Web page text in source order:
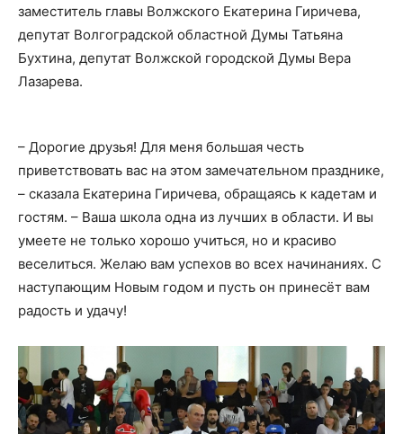
заместитель главы Волжского Екатерина Гиричева,
депутат Волгоградской областной Думы Татьяна
Бухтина, депутат Волжской городской Думы Вера
Лазарева.
– Дорогие друзья! Для меня большая честь
приветствовать вас на этом замечательном празднике,
– сказала Екатерина Гиричева, обращаясь к кадетам и
гостям. – Ваша школа одна из лучших в области. И вы
умеете не только хорошо учиться, но и красиво
веселиться. Желаю вам успехов во всех начинаниях. С
наступающим Новым годом и пусть он принесёт вам
радость и удачу!